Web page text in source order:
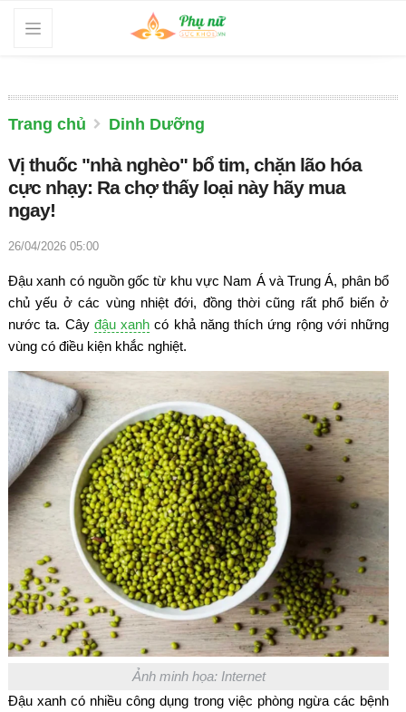
Trang chủ Dinh Dưỡng
Vị thuốc "nhà nghèo" bổ tim, chặn lão hóa
cực nhạy: Ra chợ thấy loại này hãy mua
ngay!
26/04/2026 05:00
Đậu xanh có nguồn gốc từ khu vực Nam Á và Trung Á, phân bổ
chủ yếu ở các vùng nhiệt đới, đồng thời cũng rất phổ biến ở
nước ta. Cây đậu xanh có khả năng thích ứng rộng với những
vùng có điều kiện khắc nghiệt.
Ảnh minh họa: Internet
Đậu xanh có nhiều công dụng trong việc phòng ngừa các bệnh